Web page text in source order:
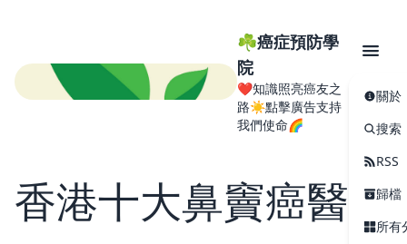
☘️癌症預防學
院
❤️知識照亮癌友之
路☀️點擊廣告支持
我們使命🌈
關於
搜索
RSS
歸檔
所有
香港十大鼻竇癌醫生